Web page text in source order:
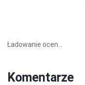
Ładowanie ocen...
Komentarze